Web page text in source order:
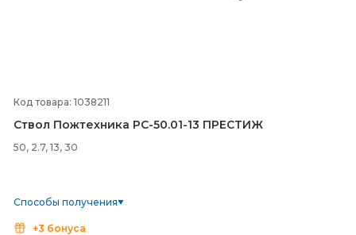
Код товара: 1038211
Ствол Пожтехника РС-50.01-13 ПРЕСТИЖ
50, 2.7, 13, 30
Способы получения
+3 бонуса